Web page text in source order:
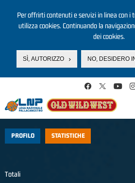
Per offrirti contenuti e servizi in linea con i
utilizza cookies. Continuando la
dei cookies.
SÌ, AUTORIZZO NO, DESIDERO
PROFILO STATISTICHE
Totali